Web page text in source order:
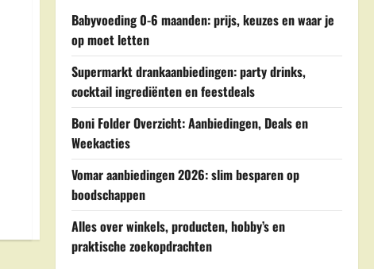
Babyvoeding 0-6 maanden: prijs, keuzes en waar je
op moet letten
Supermarkt drankaanbiedingen: party drinks,
cocktail ingrediënten en feestdeals
Boni Folder Overzicht: Aanbiedingen, Deals en
Weekacties
Vomar aanbiedingen 2026: slim besparen op
boodschappen
Alles over winkels, producten, hobby’s en
praktische zoekopdrachten